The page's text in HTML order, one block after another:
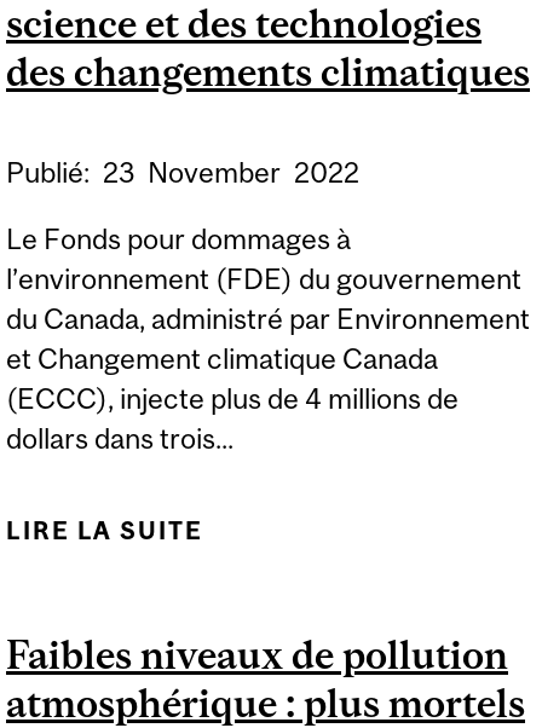
science et des technologies
des changements climatiques
Publié: 23 November 2022
Le Fonds pour dommages à
l’environnement (FDE) du gouvernement
du Canada, administré par Environnement
et Changement climatique Canada
(ECCC), injecte plus de 4 millions de
dollars dans trois...
LIRE LA SUITE
SCIENCE ET DES
TECHNOLOGIES DES
Faibles niveaux de pollution
atmosphérique : plus mortels